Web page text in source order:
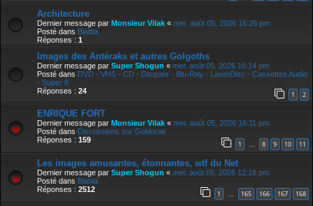
Architecture
Dernier message par Monsieur Vilak « mer. août 05, 2026 16:26 pm
Posté dans Blabla
Réponses : 1
Images des Antéraks et autres Golgoths
Dernier message par Super Shogun « mer. août 05, 2026 16:14 pm
Posté dans DVD - VHS - CD - Disques - Blu-Ray - LaserDisc - Cassettes Audio
- Super 8
Réponses : 24 1 2
ENRIQUE FORT
Dernier message par Monsieur Vilak « mer. août 05, 2026 16:11 pm
Posté dans Discussions sur Goldorak
Réponses : 159 1 … 8 9 10 11
Les images amusantes, étonnantes, wtf du Net
Dernier message par Super Shogun « mer. août 05, 2026 12:18 pm
Posté dans Blabla
Réponses : 2512 1 … 165 166 167 168